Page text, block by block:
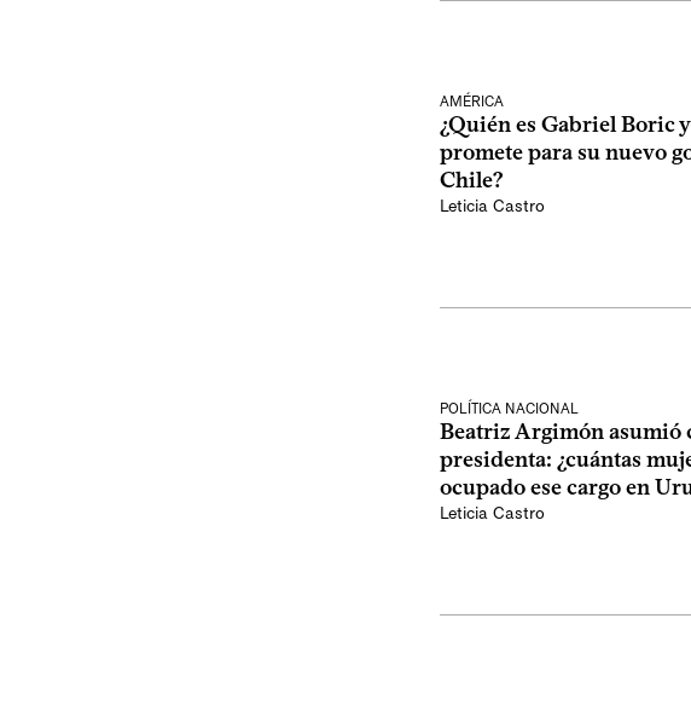
AMÉRICA
¿Quién es Gabriel Boric
promete para su nuevo
Chile?
Leticia Castro
POLÍTICA NACIONAL
Beatriz Argimón asumió
presidenta: ¿cuántas
ocupado ese cargo en
Leticia Castro